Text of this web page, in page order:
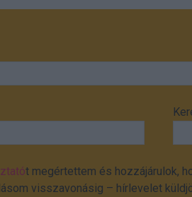
t megértettem és hozzájárulok,
visszavonásig – hírlevelet